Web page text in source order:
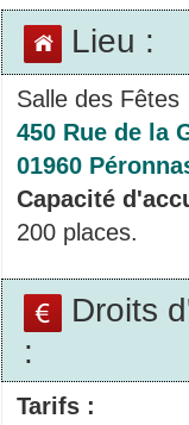
Lieu :
Salle des Fêtes
450 Rue de la
01960
Capacité
200 places.
Droits
:
Tarifs :